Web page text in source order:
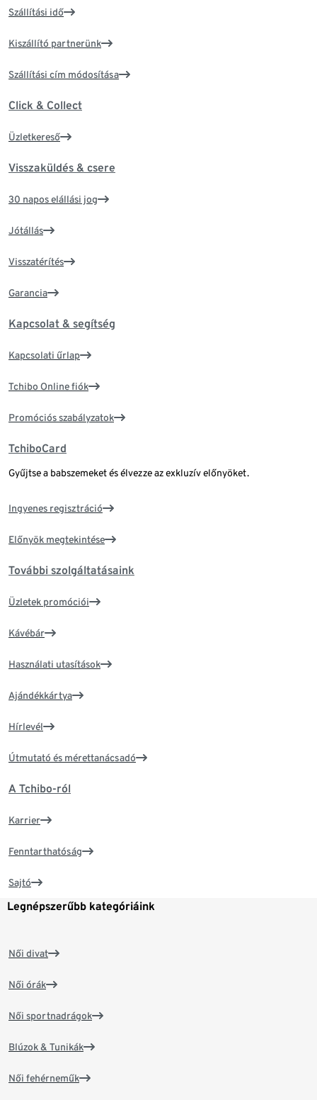
Szállítási idő
Kiszállító partnerünk
Szállítási cím módosítása
Click & Collect
Üzletkereső
Visszaküldés & csere
30 napos elállási jog
Jótállás
Visszatérítés
Garancia
Kapcsolat & segítség
Kapcsolati űrlap
Tchibo Online fiók
Promóciós szabályzatok
TchiboCard
Gyűjtse a babszemeket és élvezze az exkluzív előnyöket.
Ingyenes regisztráció
Előnyök megtekintése
További szolgáltatásaink
Üzletek promóciói
Kávébár
Használati utasítások
Ajándékkártya
Hírlevél
Útmutató és mérettanácsadó
A Tchibo-ról
Karrier
Fenntarthatóság
Sajtó
Legnépszerűbb kategóriáink
Női divat
Női órák
Női sportnadrágok
Blúzok & Tunikák
Női fehérneműk